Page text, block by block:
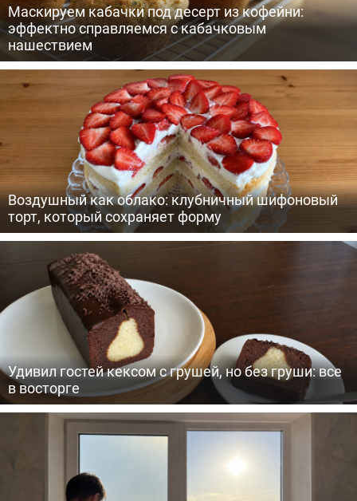
Маскируем кабачки под десерт из кофейни:
эффектно справляемся с кабачковым
нашествием
Воздушный как облако: клубничный шифоновый
торт, который сохраняет форму
Удивил гостей кексом с грушей, но без груши: все
в восторге